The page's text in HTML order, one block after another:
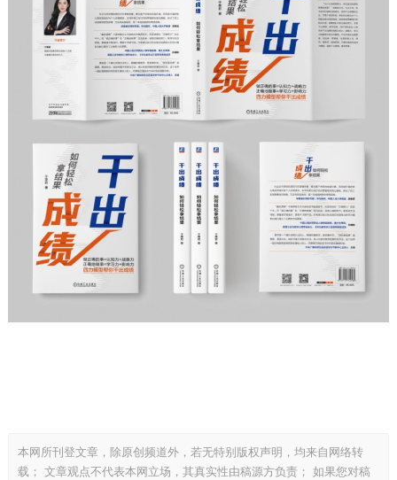
本网所刊登文章，除原创频道外，若无特别版权声明，均来自网络转
载； 文章观点不代表本网立场，其真实性由稿源方负责； 如果您对稿